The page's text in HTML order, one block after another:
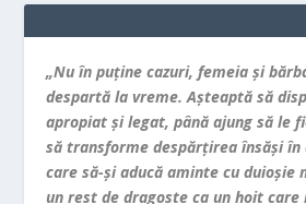
„Nu în puţine cazuri, femeia şi
despartă la vreme. Aşteaptă să
apropiat şi legat, până ajung să le
să transforme despărţirea însăşi în
care să-şi aducă aminte cu duioşie
un rest de dragoste ca un hoit